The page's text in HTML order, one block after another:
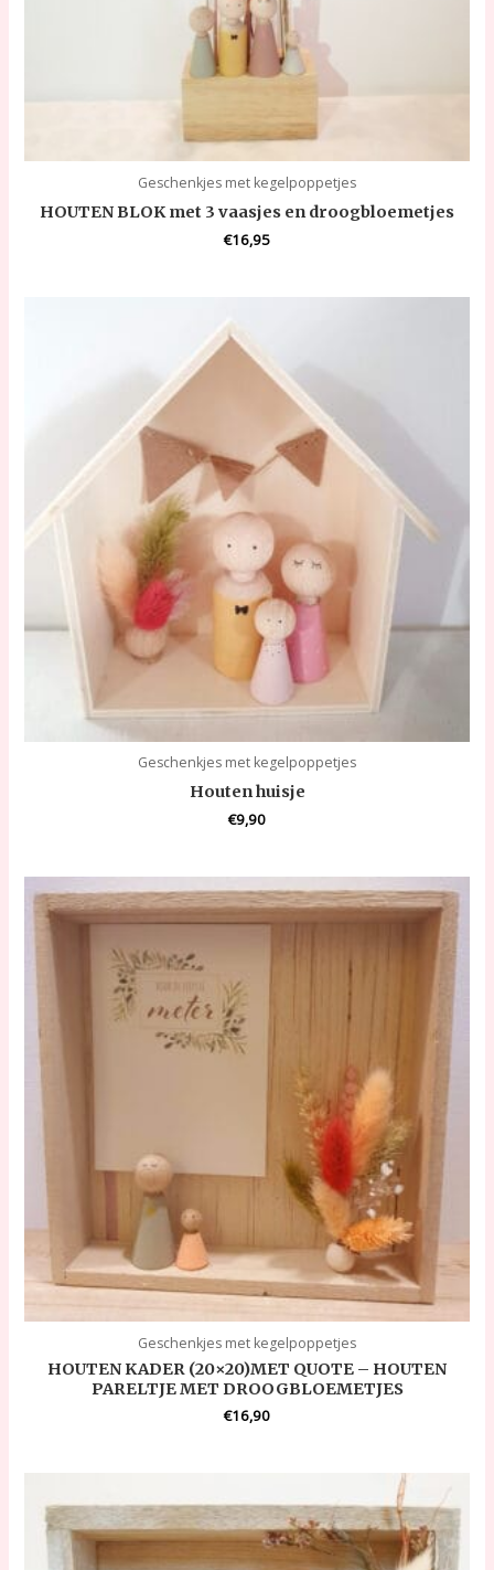
Geschenkjes met kegelpoppetjes
HOUTEN BLOK met 3 vaasjes en droogbloemetjes
€16,95
Geschenkjes met kegelpoppetjes
Houten huisje
€9,90
Geschenkjes met kegelpoppetjes
HOUTEN KADER (20×20)MET QUOTE – HOUTEN
PARELTJE MET DROOGBLOEMETJES
€16,90